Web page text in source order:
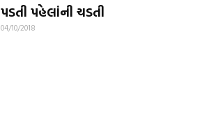
પડતી પહેલાંની ચડતી
04/10/2018